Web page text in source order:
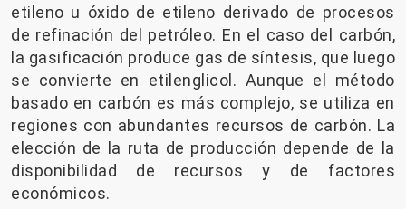
etileno u óxido de etileno derivado de procesos
de refinación del petróleo. En el caso del carbón,
la gasificación produce gas de síntesis, que luego
se convierte en etilenglicol. Aunque el método
basado en carbón es más complejo, se utiliza en
regiones con abundantes recursos de carbón. La
elección de la ruta de producción depende de la
disponibilidad de recursos y de factores
económicos.